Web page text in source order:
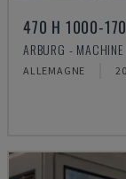
470 H 1000-170
ARBURG - MACHINE
ALLEMAGNE